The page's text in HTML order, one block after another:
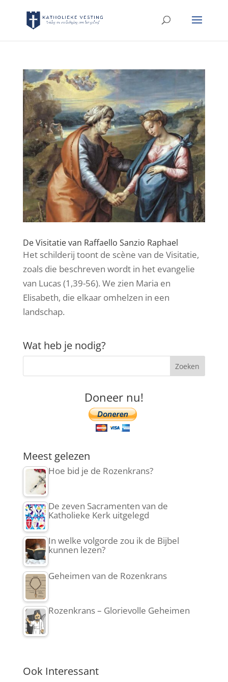
De Visitatie van Raffaello Sanzio Raphael
Het schilderij toont de scène van de Visitatie,
zoals die beschreven wordt in het evangelie
van Lucas (1,39-56). We zien Maria en
Elisabeth, die elkaar omhelzen in een
landschap.
Wat heb je nodig?
Doneer nu!
Meest gelezen
Hoe bid je de Rozenkrans?
De zeven Sacramenten van de
Katholieke Kerk uitgelegd
In welke volgorde zou ik de Bijbel
kunnen lezen?
Geheimen van de Rozenkrans
Rozenkrans – Glorievolle Geheimen
Ook Interessant